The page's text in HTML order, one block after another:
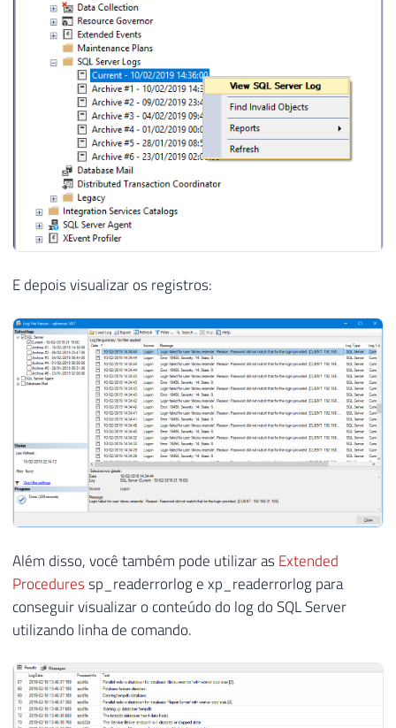
E depois visualizar os registros:
Além disso, você também pode utilizar as Extended
Proceduressp_readerrorlog e xp_readerrorlog para
conseguir visualizar o conteúdo do log do SQL Server
utilizando linha de comando.